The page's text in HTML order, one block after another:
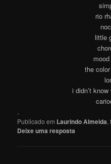
rio
little
the
i didn’t
.
Publicado em Laurindo Almeida,
Deixe uma resposta